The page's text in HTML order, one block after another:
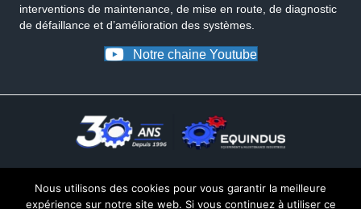
interventions de maintenance, de mise en route, de diagnostic
de défaillance et d’amélioration des systèmes.
Notre chaine Youtube
Nous utilisons des cookies pour vous garantir la meilleure
expérience sur notre site web. Si vous continuez à utiliser ce